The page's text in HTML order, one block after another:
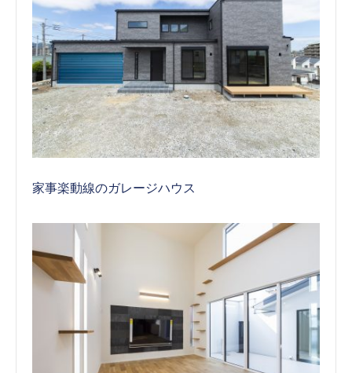
家事楽動線のガレージハウス